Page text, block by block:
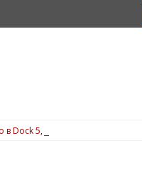
Dock 5, вижте подробности